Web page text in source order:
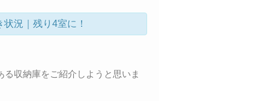
況｜残り4室に！
収納庫をご紹介しようと思いま